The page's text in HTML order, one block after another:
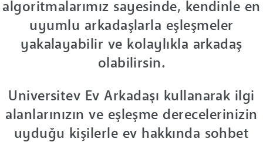
algoritmalarımız sayesinde, kendinle en
uyumlu arkadaşlarla eşleşmeler
yakalayabilir ve kolaylıkla arkadaş
olabilirsin.
Universitev Ev Arkadaşı kullanarak ilgi
alanlarınızın ve eşleşme derecelerinizin
uyduğu kişilerle ev hakkında sohbet